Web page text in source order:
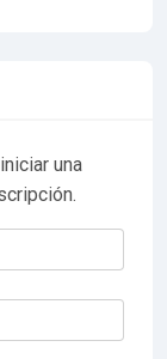
una